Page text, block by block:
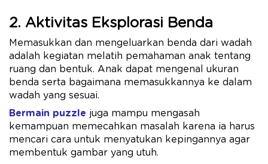
2. Aktivitas Eksplorasi Benda
Memasukkan dan mengeluarkan benda dari wadah
adalah kegiatan melatih pemahaman anak tentang
ruang dan bentuk. Anak dapat mengenal ukuran
benda serta bagaimana memasukkannya ke dalam
wadah yang sesuai.
Bermain puzzle juga mampu mengasah
kemampuan memecahkan masalah karena ia harus
mencari cara untuk menyatukan kepingannya agar
membentuk gambar yang utuh.